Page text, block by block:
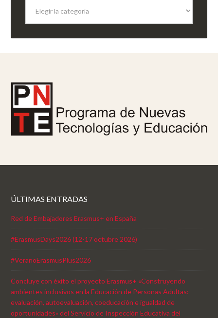
ÚLTIMAS ENTRADAS
Red de Embajadores Erasmus+ en España
#ErasmusDays2026 (12-17 octubre 2026)
#VeranoErasmusPlus2026
Concluye con éxito el proyecto Erasmus+ «Construyendo
ambientes inclusivos en la Educación de Personas Adultas:
evaluación, autoevaluación, coeducación e igualdad de
oportunidades» del Servicio de Inspección Educativa del